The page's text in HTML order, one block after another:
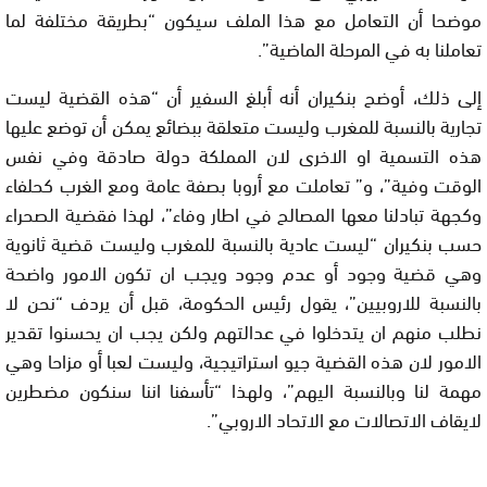
موضحا أن التعامل مع هذا الملف سيكون “بطريقة مختلفة لما
تعاملنا به في المرحلة الماضية”.
إلى ذلك، أوضح بنكيران أنه أبلغ السفير أن “هذه القضية ليست
تجارية بالنسبة للمغرب وليست متعلقة ببضائع يمكن أن توضع عليها
هذه التسمية او الاخرى لان المملكة دولة صادقة وفي نفس
الوقت وفية”، و” تعاملت مع أروبا بصفة عامة ومع الغرب كحلفاء
وكجهة تبادلنا معها المصالح في اطار وفاء”، لهذا فقضية الصحراء
حسب بنكيران “ليست عادية بالنسبة للمغرب وليست قضية ثانوية
وهي قضية وجود أو عدم وجود ويجب ان تكون الامور واضحة
بالنسبة للاروبيين”، يقول رئيس الحكومة، قبل أن يردف “نحن لا
نطلب منهم ان يتدخلوا في عدالتهم ولكن يجب ان يحسنوا تقدير
الامور لان هذه القضية جيو استراتيجية، وليست لعبا أو مزاحا وهي
مهمة لنا وبالنسبة اليهم”، ولهذا “تأسفنا اننا سنكون مضطرين
لايقاف الاتصالات مع الاتحاد الاروبي”.